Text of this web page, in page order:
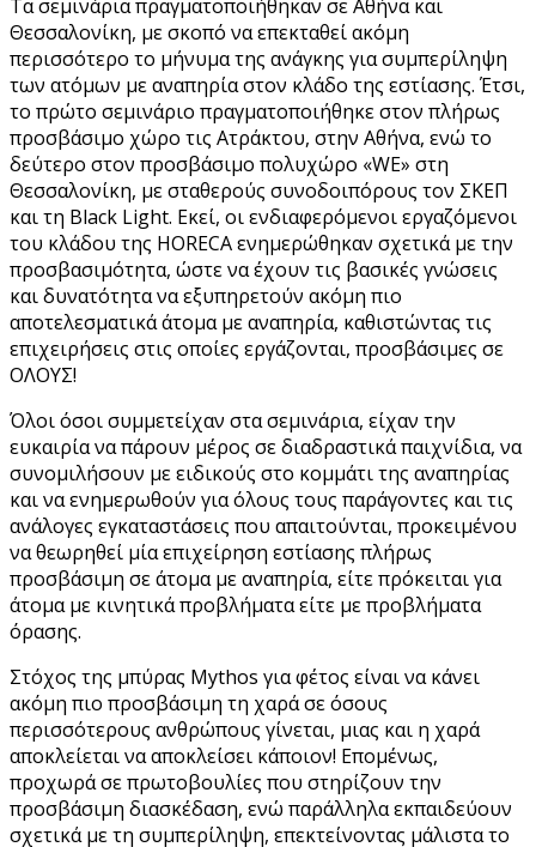
Τα σεμινάρια πραγματοποιήθηκαν σε Αθήνα και
Θεσσαλονίκη, με σκοπό να επεκταθεί ακόμη
περισσότερο το μήνυμα της ανάγκης για συμπερίληψη
των ατόμων με αναπηρία στον κλάδο της εστίασης. Έτσι,
το πρώτο σεμινάριο πραγματοποιήθηκε στον πλήρως
προσβάσιμο χώρο τις Ατράκτου, στην Αθήνα, ενώ το
δεύτερο στον προσβάσιμο πολυχώρο «WE» στη
Θεσσαλονίκη, με σταθερούς συνοδοιπόρους τον ΣΚΕΠ
και τη Black Light. Εκεί, οι ενδιαφερόμενοι εργαζόμενοι
του κλάδου της HORECA ενημερώθηκαν σχετικά με την
προσβασιμότητα, ώστε να έχουν τις βασικές γνώσεις
και δυνατότητα να εξυπηρετούν ακόμη πιο
αποτελεσματικά άτομα με αναπηρία, καθιστώντας τις
επιχειρήσεις στις οποίες εργάζονται, προσβάσιμες σε
ΟΛΟΥΣ!
Όλοι όσοι συμμετείχαν στα σεμινάρια, είχαν την
ευκαιρία να πάρουν μέρος σε διαδραστικά παιχνίδια, να
συνομιλήσουν με ειδικούς στο κομμάτι της αναπηρίας
και να ενημερωθούν για όλους τους παράγοντες και τις
ανάλογες εγκαταστάσεις που απαιτούνται, προκειμένου
να θεωρηθεί μία επιχείρηση εστίασης πλήρως
προσβάσιμη σε άτομα με αναπηρία, είτε πρόκειται για
άτομα με κινητικά προβλήματα είτε με προβλήματα
όρασης.
Στόχος της μπύρας Mythos για φέτος είναι να κάνει
ακόμη πιο προσβάσιμη τη χαρά σε όσους
περισσότερους ανθρώπους γίνεται, μιας και η χαρά
αποκλείεται να αποκλείσει κάποιον! Επομένως,
προχωρά σε πρωτοβουλίες που στηρίζουν την
προσβάσιμη διασκέδαση, ενώ παράλληλα εκπαιδεύουν
σχετικά με τη συμπερίληψη, επεκτείνοντας μάλιστα το